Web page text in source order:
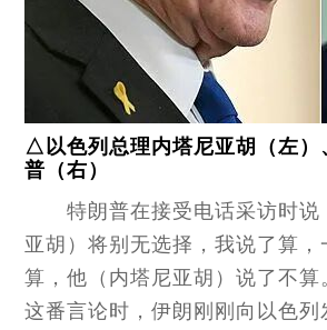
△以色列总理内塔尼亚胡（左）
普（右）
特朗普在接受电话采访时说
亚胡）将别无选择，我说了算，
算，他（内塔尼亚胡）说了不算
这番言论时，伊朗刚刚向以色列